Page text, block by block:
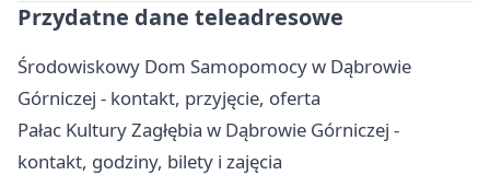
Przydatne dane teleadresowe
Środowiskowy Dom Samopomocy w Dąbrowie
Górniczej - kontakt, przyjęcie, oferta
Pałac Kultury Zagłębia w Dąbrowie Górniczej -
kontakt, godziny, bilety i zajęcia